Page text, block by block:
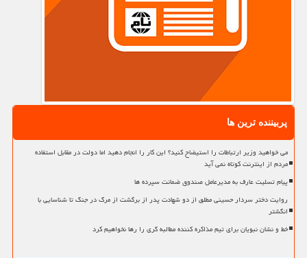
پربیننده ترین ها
می خواهید وزیر ارتباطات را استیضاح کنید؟ این کار را انجام دهید اما دولت در مقابل استفاده
مردم از اینترنت کوتاه نمی آید
پیام تسلیت عارف به مدیرعامل صندوق ضمانت سپرده ها
روایت دختر سردار حسینی مطلق از دو شهادت پدر از برگشت از مرگ در جنگ تا شناسایی با
انگشتر
خط و نشان نبویان برای تیم مذاکره کننده مطالبه گری را رها نخواهیم کرد